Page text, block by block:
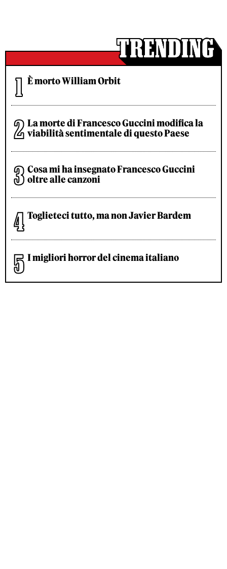
È morto William Orbit
La morte di Francesco Guccini modifica la
viabilità sentimentale di questo Paese
Cosa mi ha insegnato Francesco Guccini
oltre alle canzoni
Toglieteci tutto, ma non Javier Bardem
I migliori horror del cinema italiano